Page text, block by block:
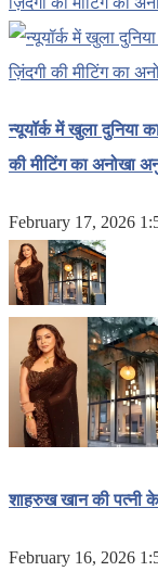
न्यूयॉर्क में खुला
की मीटिंग का अनोखा
February 17, 2026
शाहरुख खान की पत्नी के
February 16, 2026